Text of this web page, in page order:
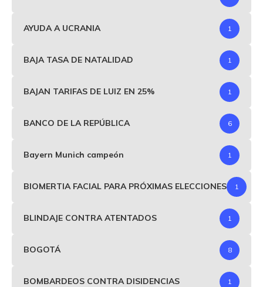
AYUDA A UCRANIA 1
BAJA TASA DE NATALIDAD 1
BAJAN TARIFAS DE LUIZ EN 25% 1
BANCO DE LA REPÚBLICA 6
Bayern Munich campeón 1
BIOMERTIA FACIAL PARA PRÓXIMAS ELECCIONES 1
BLINDAJE CONTRA ATENTADOS 1
BOGOTÁ 8
BOMBARDEOS CONTRA DISIDENCIAS 1